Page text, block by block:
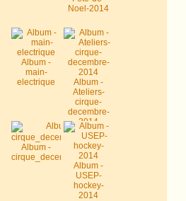
Noel-2014
Album -
main-
electrique
Album -
Ateliers-
cirque-
decembre-
2014
Album -
cirque_decembre2014
Album -
USEP-
hockey-
2014